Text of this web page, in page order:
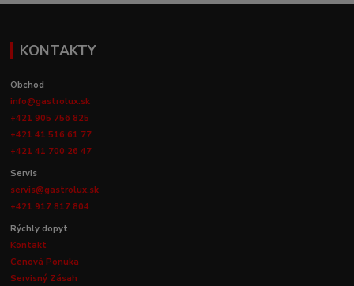
KONTAKTY
Obchod
info@gastrolux.sk
+421 905 756 825
+421 41 516 61 77
+421 41 700 26 47
Servis
servis@gastrolux.sk
+421 917 817 804
Rýchly dopyt
Kontakt
Cenová Ponuka
Servisný Zásah